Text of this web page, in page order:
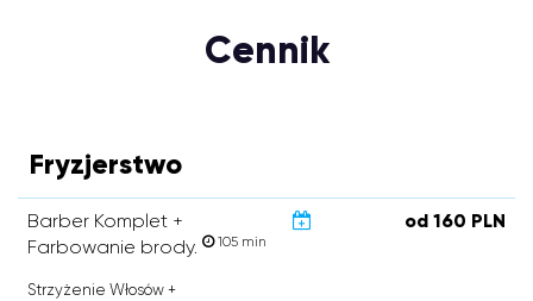
Cennik
Fryzjerstwo
Barber Komplet +
Farbowanie brody.
105 min
od 160 PLN
Strzyżenie Włosów +